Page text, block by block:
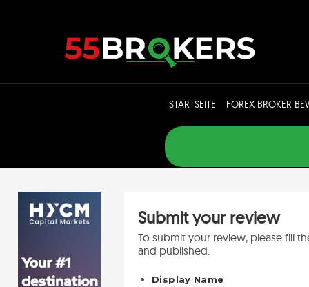
STARTSEITE FOREX BROKER
Submit your review
To submit your review, please fill
and published.
Display Name